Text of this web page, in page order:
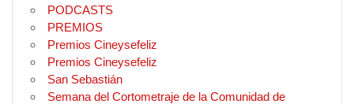
PODCASTS
PREMIOS
Premios Cineysefeliz
Premios Cineysefeliz
San Sebastián
Semana del Cortometraje de la Comunidad de